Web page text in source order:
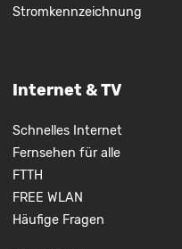
Stromkennzeichnung
Internet & TV
Schnelles Internet
Fernsehen für alle
FTTH
FREE WLAN
Häufige Fragen